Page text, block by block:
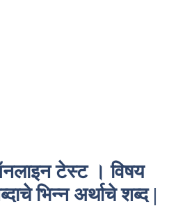
टेस्ट । विषय
भिन्न अर्थाचे शब्द |